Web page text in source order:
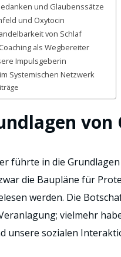
und Glaubenssätze
und Oxytocin
von Schlaf
als Wegbereiter
Impulsgeberin
Systemischen Netzwerk
führte in die
die Baupläne für
werden. Die
vielmehr
unsere sozialen